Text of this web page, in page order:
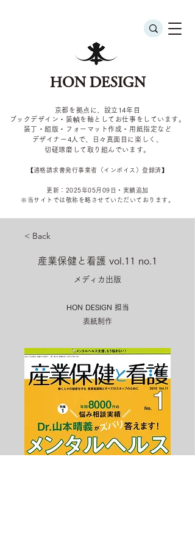
HON DESIGN
京都を拠点に、設立14年目
ブックデザイン・装幀を軸としてお仕事をしています。
装丁・組版・フォーマット作成・用紙指定など
デザイナー4 人で、日々真面目に楽しく、
切磋琢磨して取り組んでいます。
​【適格請求書発行事業者（インボイス）登録済】
更新：2025年05 月09 日・実績追加
​※当サイトでは敬称を 略させていただいております。
< Back
産業保健と看護 vol.11 no.1
メディカ出版
HON DESIGN​ 担当
表紙制作